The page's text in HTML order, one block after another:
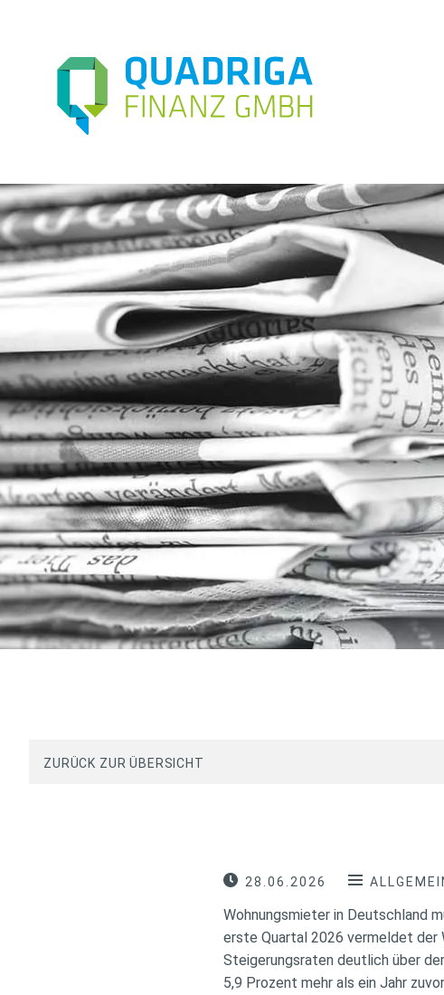
ZURÜCK ZUR ÜBERSICHT
28.06.2026
Wohnungsmieter in Deutschland
erste Quartal 2026 vermeldet
Steigerungsraten deutlich über
5,9 Prozent mehr als ein Jahr